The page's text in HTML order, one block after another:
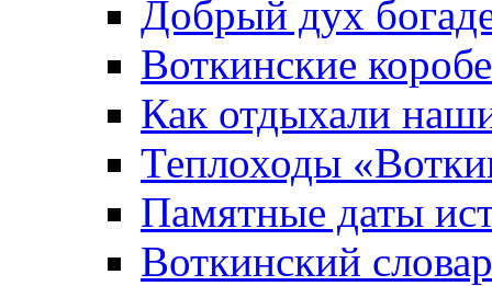
Добрый дух
Воткинские
Как отдыхали
Теплоходы
Памятные даты
Воткинский